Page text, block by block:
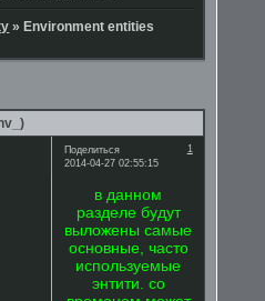
» Environment entities
Поделиться
1
2014-04-27 02:55:15
в данном
разделе будут
выложены самые
основные, часто
используемые
энтити. со